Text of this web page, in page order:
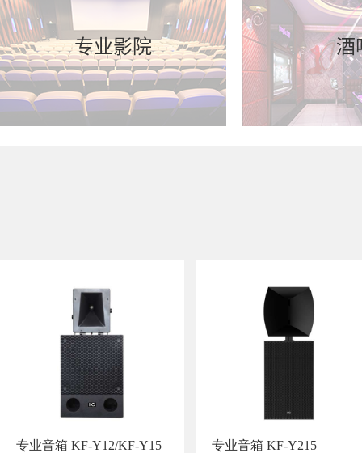
专业影院 酒
专业音箱 KF-Y12/KF-Y15 专业音箱 KF-Y215